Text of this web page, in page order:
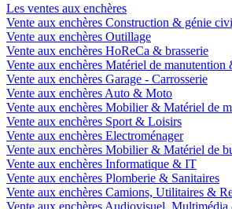
Les ventes aux enchères
Vente aux enchères Construction & génie
Vente aux enchères Outillage
Vente aux enchères HoReCa & brasserie
Vente aux enchères Matériel de
Vente aux enchères Garage - Carrosserie
Vente aux enchères Auto & Moto
Vente aux enchères Mobilier & Matériel de
Vente aux enchères Sport & Loisirs
Vente aux enchères Electroménager
Vente aux enchères Mobilier & Matériel de
Vente aux enchères Informatique & IT
Vente aux enchères Plomberie & Sanitaires
Vente aux enchères Camions, Utilitaires &
Vente aux enchères Audiovisuel,